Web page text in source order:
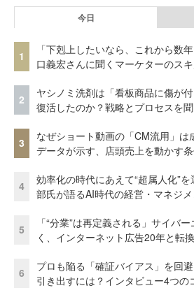
今日
1
「下剋上したいなら、これから数
口義宏さんに聞くマーケターのス
2
ヤシノミ洗剤は「看板商品に傷が
復活したのか？戦略とプロセスを聞
3
なぜショート動画の「CM流用」は
データが示す、店頭売上を動かす
4
効率化の時代にあえて“超属人化”
部氏が語るAI時代の経営・マネジ
5
「“分業”は再定義される」サイバ
く、インターネット広告20年と転
6
プロも陥る「確証バイアス」を回
引き出すには？インタビュー4つ